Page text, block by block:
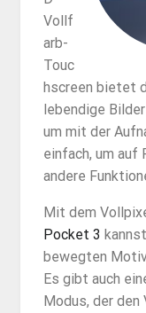
Vollf
arb-
Touc
hscreen bietet
lebendige
um mit der
einfach, um auf
andere
Mit dem
Pocket 3
bewegten
Es gibt auch
Modus, der den